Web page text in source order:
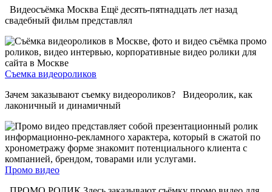
Видеосъёмка Москва Ещё десять-пятнадцать лет назад
свадебный фильм представлял
Съемка видеороликов
Зачем заказывают съемку видеороликов? Видеоролик, как
лаконичный и динамичный
Промо видео